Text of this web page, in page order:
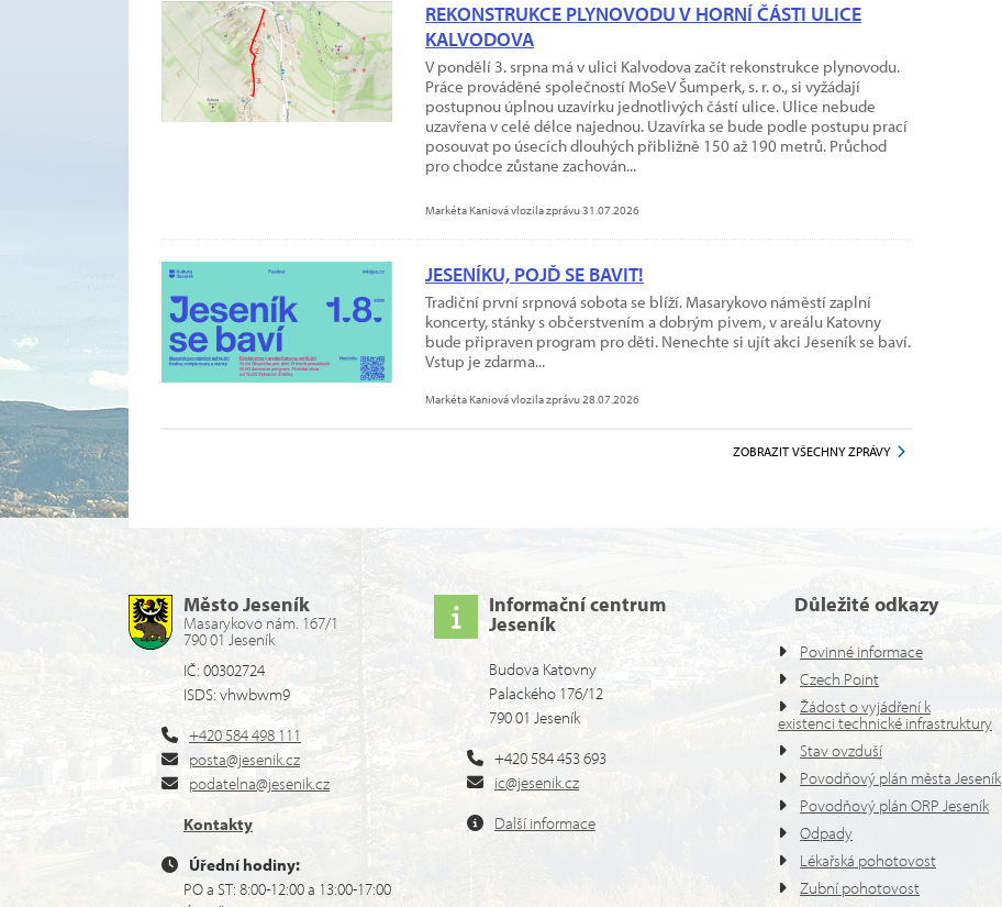
REKONSTRUKCE PLYNOVODU V HORNÍ ČÁSTI ULICE
KALVODOVA
V pondělí 3. srpna má v ulici Kalvodova začít rekonstrukce plynovodu.
Práce prováděné společností MoSeV Šumperk, s. r. o., si vyžádají
postupnou úplnou uzavírku jednotlivých částí ulice. Ulice nebude
uzavřena v celé délce najednou. Uzavírka se bude podle postupu prací
posouvat po úsecích dlouhých přibližně 150 až 190 metrů. Průchod
pro chodce zůstane zachován...
Markéta Kaniová vlozila zprávu 31.07.2026
JESENÍKU, POJĎ SE BAVIT!
Tradiční první srpnová sobota se blíží. Masarykovo náměstí zaplní
koncerty, stánky s občerstvením a dobrým pivem, v areálu Katovny
bude připraven program pro děti. Nenechte si ujít akci Jeseník se baví.
Vstup je zdarma...
Markéta Kaniová vlozila zprávu 28.07.2026
ZOBRAZIT VŠECHNY ZPRÁVY
Město Jeseník
Masarykovo nám. 167/1
790 01 Jeseník
IČ: 00302724
ISDS: vhwbwm9
+420 584 498 111
posta@jesenik.cz
podatelna@jesenik.cz
Kontakty
Úřední hodiny:
PO a ST: 8:00-12:00 a 13:00-17:00
Informační centrum
Jeseník
Budova Katovny
Palackého 176/12
790 01 Jeseník
+420 584 453 693
ic@jesenik.cz
Další informace
Důležité odkazy
Povinné informace
Czech Point
Žádost o vyjádření k
existenci technické infrastruktury
Stav ovzduší
Povodňový plán města Jeseník
Povodňový plán ORP Jeseník
Odpady
Lékařská pohotovost
Zubní pohotovost